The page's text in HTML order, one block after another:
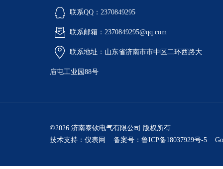
联系QQ：2370849295
联系邮箱：2370849295@qq.com
联系地址：山东省济南市市中区二环西路大
庙屯工业园88号
©2026 济南泰钦电气有限公司 版权所有
技术支持： 仪表网 备案号：鲁ICP备18037929号-5